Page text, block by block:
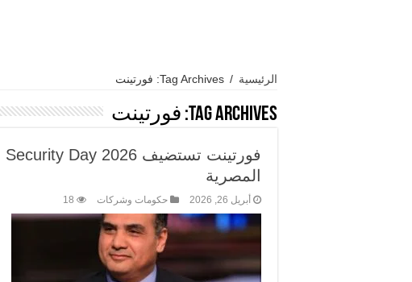
الرئيسية / Tag Archives: فورتينت
Tag Archives: فورتينت
المصرية
أبريل 26, 2026 حكومات وشركات 18